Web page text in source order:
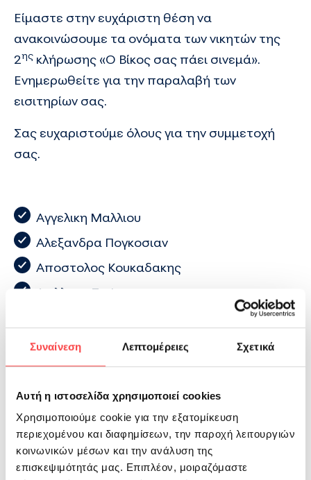
Συναίνεση Λεπτομέρειες Σχετικά
Αυτή η ιστοσελίδα χρησιμοποιεί cookies
Χρησιμοποιούμε cookie για την εξατομίκευση
περιεχομένου και διαφημίσεων, την παροχή λειτουργιών
κοινωνικών μέσων και την ανάλυση της
επισκεψιμότητάς μας. Επιπλέον, μοιραζόμαστε
Είμαστε στην ευχάριστη θέση να
ανακοινώσουμε τα ονόματα των νικητών της
2ης κλήρωσης «Ο Βίκος σας πάει σινεμά».
Ενημερωθείτε για την παραλαβή των
εισιτηρίων σας.
Σας ευχαριστούμε όλους για την συμμετοχή
σας.
Αγγελικη Μαλλιου
Αλεξανδρα Πογκοσιαν
Αποστολος Κουκαδακης
Αχιλλεας Ζαφιρης
Ντινα Κουτσουρα
Ελενα Παπανικολαου
Μαρια Φεσσα
Ειρηνη Καραλη
Κωνσταντινα Σουλιωτη
Λινα Τζιμα